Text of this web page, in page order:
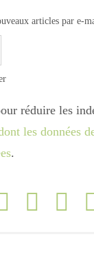
articles par e-
réduire les
les données
.